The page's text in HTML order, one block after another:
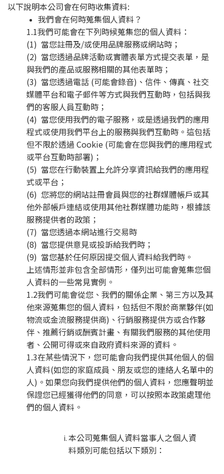
以下說明本公司會在何時收集資料:
我們會在何時蒐集個人資料？
1.1我們可能會在下列時候蒐集您的個人資料：
(1) 當您註冊及/或使用品牌服務或網站時；
(2) 當您透過品牌活動或實體表單方式提交表單，是
與我們的產品或服務相關的其他表單時；
(3) 當您透過電話 (可能會錄音)、信件、傳真、社交
媒體平台和電子郵件等方式與我們互動時，包括與我
們的客服人員互動時；
(4) 當您使用我們的電子服務，或是透過我們的應用
程式或使用我們平台上的服務與我們互動時。這包括
但不限於透過 Cookie (可能會在您與我們的應用程式
或平台互動時部署)；
(5) 當您在行動裝置上允許分享資訊給我們的應用程
式或平台；
(6) 您將您的網站註冊會員與您的社群媒體帳戶或其
他外部帳戶連結或使用其他社群媒體功能時，根據該
服務提供者的政策；
(7) 當您透過本網站進行交易時
(8) 當您提供意見或投訴給我們時；
(9) 當您基於任何原因提交個人資料給我們時。
上述情形並非包含全部情形，僅列出可能會蒐集您個
人資料的一些常見實例。
1.2我們可能會從您、我們的關係企業、第三方以及其
他來源蒐集您的個人資料，包括但不限於商業夥伴(如
物流或金流服務提供商)、行銷服務提供方或合作夥
伴、推薦行銷或酬賓計畫、有關我們服務的其他使用
者、公開可得或來自政府資料來源的資料。
1.3在某些情況下，您可能會向我們提供其他個人的個
人資料(如您的家庭成員、朋友或您的連絡人名單中的
人)。如果您向我們提供他們的個人資料，您應聲明並
保證您已經獲得他們的同意，可以按照本政策處理他
們的個人資料。
本公司蒐集個人資料當事人之個人資
料類別可能包括以下類別：